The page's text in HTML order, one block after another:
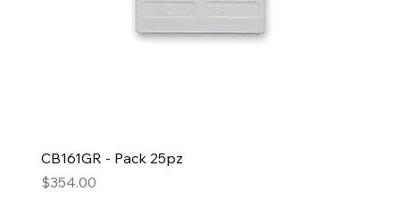
CB161GR - Pack 25pz
Precio
$354.00